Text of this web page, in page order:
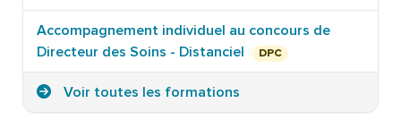
Accompagnement individuel au concours de
Directeur des Soins - Distanciel
DPC
Voir toutes les formations